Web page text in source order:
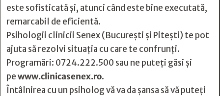
este sofisticată și, atunci când este bine executată,
remarcabil de eficientă.
Psihologii clinicii Senex (București și Pitești) te pot
ajuta să rezolvi situația cu care te confrunți.
Programări: 0724.222.500 sau ne puteți găsi și
pewww.clinicasenex.ro.
Întâlnirea cu un psiholog vă va da șansa să vă puteți